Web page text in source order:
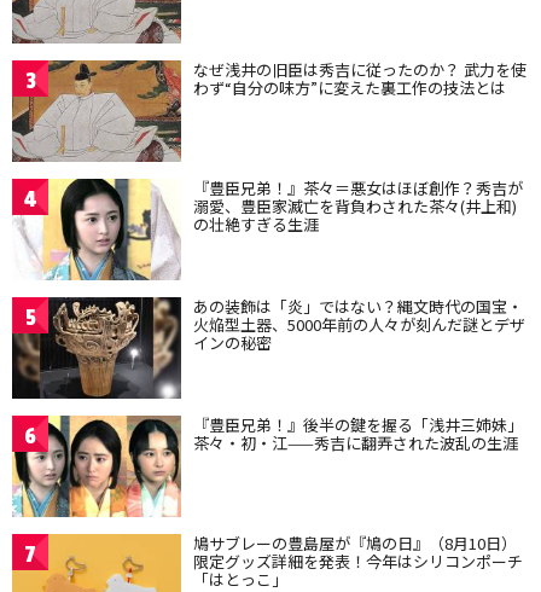
3 なぜ浅井の旧臣は秀吉に従ったのか？ 武力を使
わず“自分の味方”に変えた裏工作の技法とは
4 『豊臣兄弟！』茶々＝悪女はほぼ創作？秀吉が
溺愛、豊臣家滅亡を背負わされた茶々(井上和)
の壮絶すぎる生涯
5 あの装飾は「炎」ではない？縄文時代の国宝・
火焔型土器、5000年前の人々が刻んだ謎とデザ
インの秘密
6 『豊臣兄弟！』後半の鍵を握る「浅井三姉妹」
茶々・初・江——秀吉に翻弄された波乱の生涯
7 鳩サブレーの豊島屋が『鳩の日』（8月10日）
限定グッズ詳細を発表！今年はシリコンポーチ
「はとっこ」